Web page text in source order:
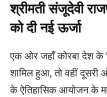
श्रीमती संजूदेवी
को दी नई ऊर्जा
एक ओर जहॉं कोरबा देश के
शामिल हुआ, तो वहीं दूसरी
के ऐतिहासिक आयोजन के